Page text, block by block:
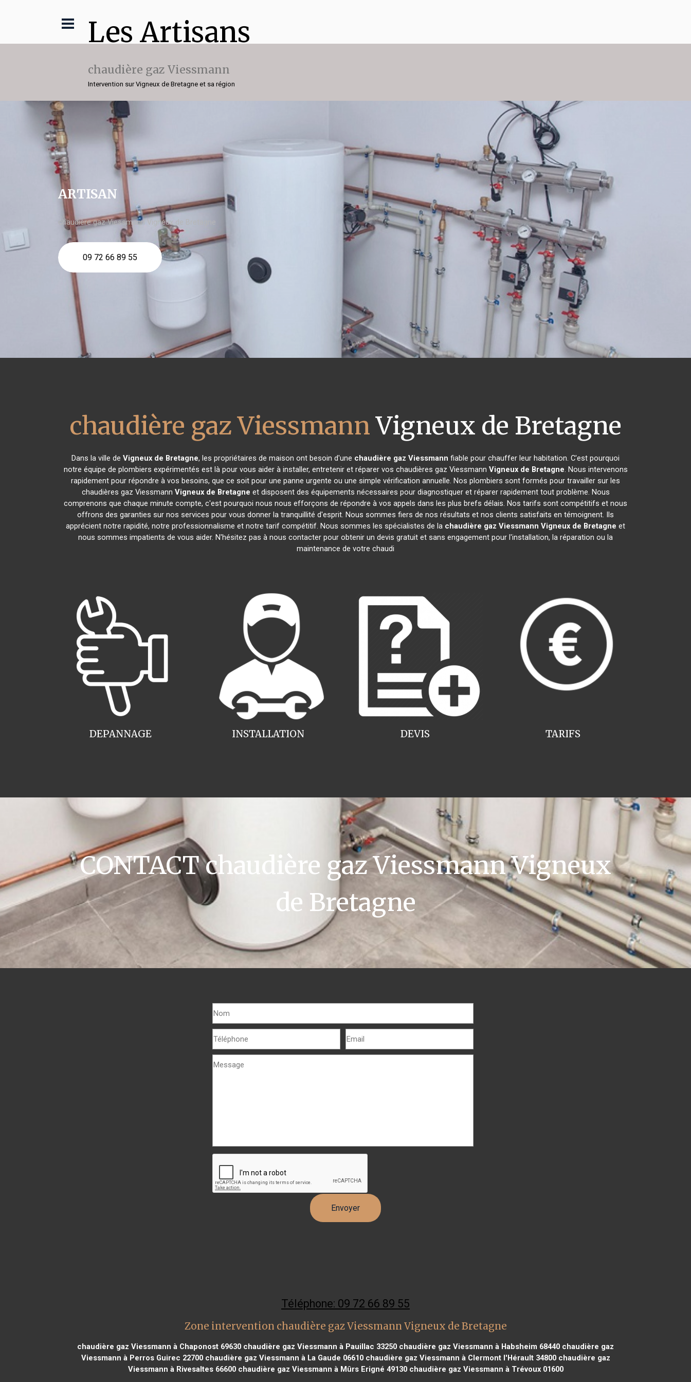
Les Artisans
chaudière gaz Viessmann
Intervention sur Vigneux de Bretagne et sa région
ARTISAN
chaudière gaz Viessmann Vigneux de Bretagne
09 72 66 89 55
chaudière gaz ViessmannVigneux de Bretagne
Dans la ville de Vigneux de Bretagne, les propriétaires de maison ont besoin d'une chaudière gaz Viessmann fiable pour chauffer leur habitation. C'est pourquoi
notre équipe de plombiers expérimentés est là pour vous aider à installer, entretenir et réparer vos chaudières gaz Viessmann Vigneux de Bretagne. Nous intervenons
rapidement pour répondre à vos besoins, que ce soit pour une panne urgente ou une simple vérification annuelle. Nos plombiers sont formés pour travailler sur les
chaudières gaz Viessmann Vigneux de Bretagne et disposent des équipements nécessaires pour diagnostiquer et réparer rapidement tout problème. Nous
comprenons que chaque minute compte, c'est pourquoi nous nous efforçons de répondre à vos appels dans les plus brefs délais. Nos tarifs sont compétitifs et nous
offrons des garanties sur nos services pour vous donner la tranquillité d'esprit. Nous sommes fiers de nos résultats et nos clients satisfaits en témoignent. Ils
apprécient notre rapidité, notre professionnalisme et notre tarif compétitif. Nous sommes les spécialistes de la chaudière gaz Viessmann Vigneux de Bretagne et
nous sommes impatients de vous aider. N'hésitez pas à nous contacter pour obtenir un devis gratuit et sans engagement pour l'installation, la réparation ou la
maintenance de votre chaudi
INSTALLATION
DEPANNAGE TARIFS
DEVIS
CONTACT chaudière gaz Viessmann Vigneux
de Bretagne
Téléphone: 09 72 66 89 55
Zone intervention chaudière gaz Viessmann Vigneux de Bretagne
chaudière gaz Viessmann à Chaponost 69630 chaudière gaz Viessmann à Pauillac 33250 chaudière gaz Viessmann à Habsheim 68440 chaudière gaz
Viessmann à Perros Guirec 22700chaudière gaz Viessmann à La Gaude 06610chaudière gaz Viessmann à Clermont l'Hérault 34800chaudière gaz
Viessmann à Rivesaltes 66600chaudière gaz Viessmann à Mûrs Erigné 49130chaudière gaz Viessmann à Trévoux 01600